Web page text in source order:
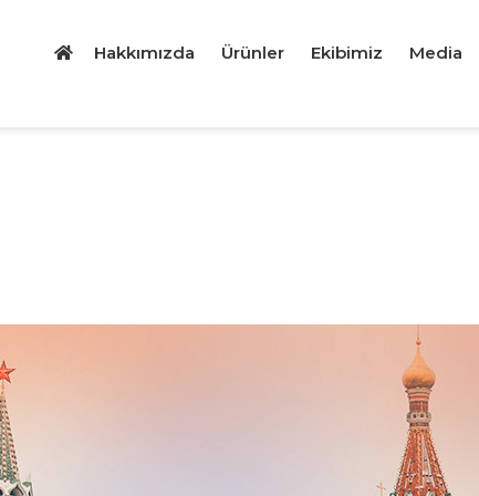
Hakkımızda Ürünler Ekibimiz Media